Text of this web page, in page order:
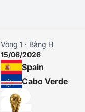
Vòng 1 · Bảng H
15/06/2026
Spain
Cabo Verde